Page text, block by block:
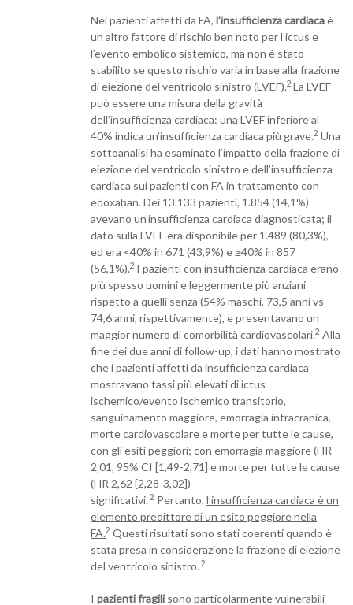
Nei pazienti affetti da FA, l’insufficienza cardiacaè
un altro fattore di rischio ben noto per l’ictus e
l’evento embolico sistemico, ma non è stato
stabilito se questo rischio varia in base alla frazione
di eiezione del ventricolo sinistro (LVEF).2 La LVEF
può essere una misura della gravità
dell’insufficienza cardiaca: una LVEF inferiore al
40% indica un’insufficienza cardiaca più grave.2 Una
sottoanalisi ha esaminato l’impatto della frazione di
eiezione del ventricolo sinistro e dell’insufficienza
cardiaca sui pazienti con FA in trattamento con
edoxaban. Dei 13.133 pazienti, 1.854 (14,1%)
avevano un’insufficienza cardiaca diagnosticata; il
dato sulla LVEF era disponibile per 1.489 (80,3%),
ed era <40% in 671 (43,9%) e ≥40% in 857
(56,1%).2 I pazienti con insufficienza cardiaca erano
più spesso uomini e leggermente più anziani
rispetto a quelli senza (54% maschi, 73,5 anni vs
74,6 anni, rispettivamente), e presentavano un
maggior numero di comorbilità cardiovascolari.2 Alla
fine dei due anni di follow-up, i dati hanno mostrato
che i pazienti affetti da insufficienza cardiaca
mostravano tassi più elevati di ictus
ischemico/evento ischemico transitorio,
sanguinamento maggiore, emorragia intracranica,
morte cardiovascolare e morte per tutte le cause,
con gli esiti peggiori; con emorragia maggiore (HR
2,01, 95% CI [1,49-2,71] e morte per tutte le cause
(HR 2,62 [2,28-3,02])
significativi. 2 Pertanto, l’insufficienza cardiaca è un
elemento predittore di un esito peggiore nella
FA.2 Questi risultati sono stati coerenti quando è
stata presa in considerazione la frazione di eiezione
del ventricolo sinistro. 2
I pazienti fragilisono particolarmente vulnerabili